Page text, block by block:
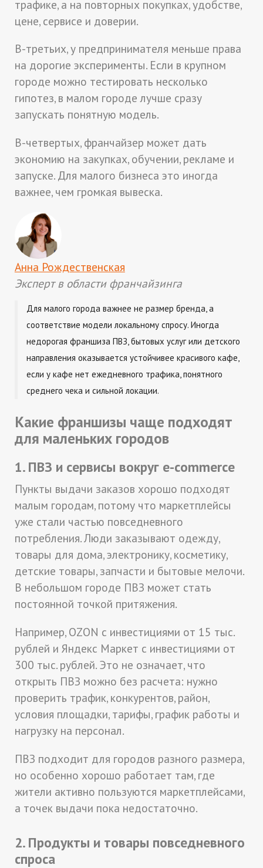
трафике, а на повторных покупках, удобстве,
цене, сервисе и доверии.
В-третьих, у предпринимателя меньше права
на дорогие эксперименты. Если в крупном
городе можно тестировать несколько
гипотез, в малом городе лучше сразу
запускать понятную модель.
В-четвертых, франчайзер может дать
экономию на закупках, обучении, рекламе и
запуске. Для малого бизнеса это иногда
важнее, чем громкая вывеска.
Анна Рождественская
Эксперт в области франчайзинга
Для малого города важнее не размер бренда, а
соответствие модели локальному спросу. Иногда
недорогая франшиза ПВЗ, бытовых услуг или детского
направления оказывается устойчивее красивого кафе,
если у кафе нет ежедневного трафика, понятного
среднего чека и сильной локации.
Какие франшизы чаще подходят
для маленьких городов
1. ПВЗ и сервисы вокруг e-commerce
Пункты выдачи заказов хорошо подходят
малым городам, потому что маркетплейсы
уже стали частью повседневного
потребления. Люди заказывают одежду,
товары для дома, электронику, косметику,
детские товары, запчасти и бытовые мелочи.
В небольшом городе ПВЗ может стать
постоянной точкой притяжения.
Например, OZON с инвестициями от 15 тыс.
рублей и Яндекс Маркет с инвестициями от
300 тыс. рублей. Это не означает, что
открыть ПВЗ можно без расчета: нужно
проверить трафик, конкурентов, район,
условия площадки, тарифы, график работы и
нагрузку на персонал.
ПВЗ подходит для городов разного размера,
но особенно хорошо работает там, где
жители активно пользуются маркетплейсами,
а точек выдачи пока недостаточно.
2. Продукты и товары повседневного
спроса